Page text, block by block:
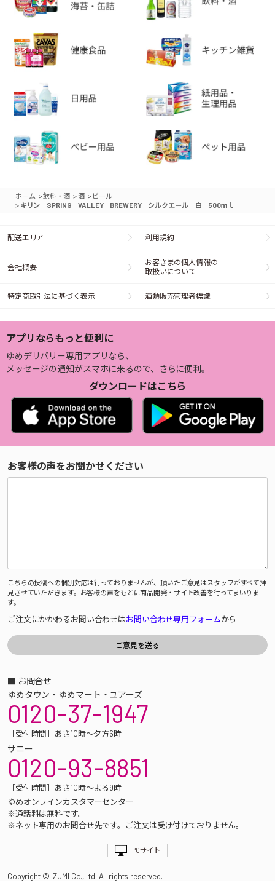
ホーム >飲料・酒 > 酒 > ビール
> キリン SPRING VALLEY BREWERY シルクエール 白 500ｍｌ
配送エリア 利用規約
会社概要
お客さまの個人情報の
取扱いについて
特定商取引法に基づく表示 酒類販売管理者標識
アプリならもっと便利に
ゆめデリバリー専用アプリなら、
メッセージの通知がスマホに来るので、さらに便利。
ダウンロードはこちら
お客様の声をお聞かせください
こちらの投稿への個別対応は行っておりませんが、頂いたご意見はスタッフがすべて拝
見させていただきます。お客様の声をもとに商品開発・サイト改善を行ってまいりま
す。
ご注文にかかわるお問い合わせはお問い合わせ専用フォームから
■ お問合せ
ゆめタウン・ゆめマート・ユアーズ
0120-37-1947
［受付時間］あさ10時～夕方6時
サニー
0120-93-8851
［受付時間］あさ10時～よる9時
ゆめオンラインカスタマーセンター
※通話料は無料です。
※ネット専用のお問合せ先です。ご注文は受け付けておりません。
PCサイト
Copyright © IZUMI Co.,Ltd. All rights reserved.